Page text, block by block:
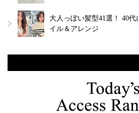
大人っぽい髪型41選！ 40
イル＆アレンジ